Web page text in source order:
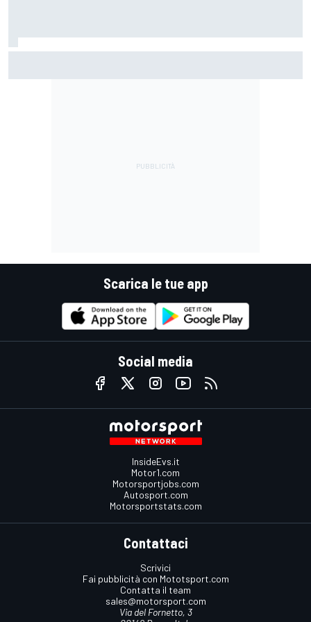
Scarica le tue app
Social media
InsideEvs.it
Motor1.com
Motorsportjobs.com
Autosport.com
Motorsportstats.com
Contattaci
Scrivici
Fai pubblicità con Mototsport.com
Contatta il team
sales@motorsport.com
Via del Fornetto, 3